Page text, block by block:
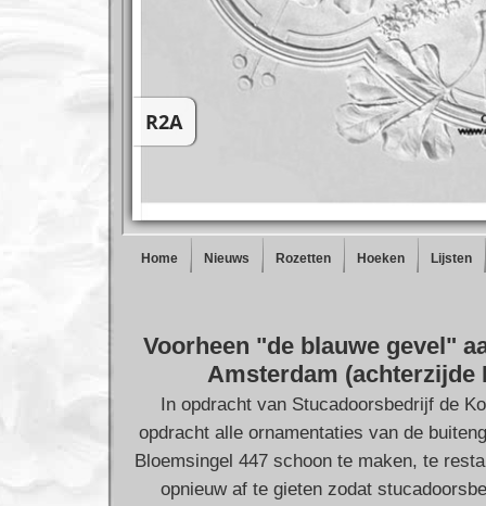
Home Nieuws Rozetten Hoeken Lijsten
Voorheen "de blauwe gevel"
Amsterdam (achterzijde
In opdracht van Stucadoorsbedrijf de
opdracht alle ornamentaties van de
Bloemsingel 447 schoon te maken, te
opnieuw af te gieten zodat